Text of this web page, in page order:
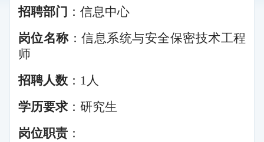
招聘部门 ：信息中心
岗位名称：信息系统与安全保密技术工程
师
招聘人数 ：1人
学历要求：研究生
岗位职责 ：